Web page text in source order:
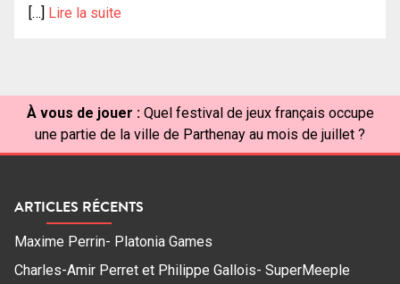
[…] Lire la suite
À vous de jouer : Quel festival de jeux français occupe
une partie de la ville de Parthenay au mois de juillet ?
ARTICLES RÉCENTS
Maxime Perrin- Platonia Games
Charles-Amir Perret et Philippe Gallois- SuperMeeple